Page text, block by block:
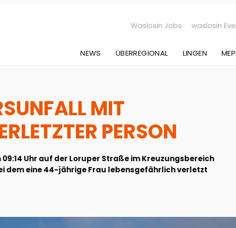
Waslosin Jobs waslosin
NEWS ÜBERREGIONAL LINGEN
MIT
PERSON
Uhr auf der Loruper Straße im Kreuzungsbereich
dem eine 44-jährige Frau lebensgefährlich verletzt